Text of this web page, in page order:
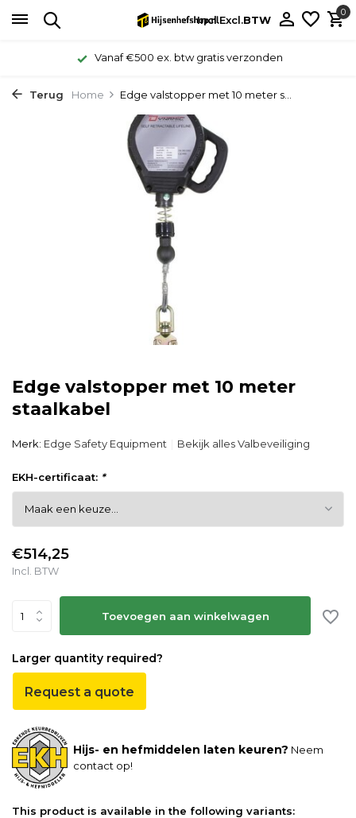
Incl.Excl.BTW
0
Vanaf €500 ex. btw gratis verzonden
Terug Home Edge valstopper met 10 meter s...
Edge valstopper met 10 meter
staalkabel
Merk: Edge Safety Equipment Bekijk alles Valbeveiliging
EKH-certificaat: *
€514,25
Incl. BTW
Toevoegen aan winkelwagen
Larger quantity required?
Request a quote
Hijs- en hefmiddelen laten keuren? Neem
contact op!
This product is available in the following variants: